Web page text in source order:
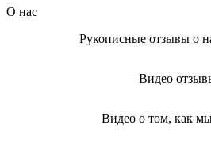
О нас
Рукописные отзывы о
Видео
Видео о том, как